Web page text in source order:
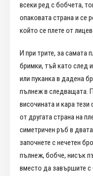
всеки ред с бобчета,
опаковата страна и се
който се плете от
И при трите, за самата
бримки, тъй като след
или пуканка в дадена
пълнеж в следващата.
височината и кара
от другата страна на
симетричен ръб в
започнете с нечетен
пълнеж, бобче, нисък
вместо да завършите